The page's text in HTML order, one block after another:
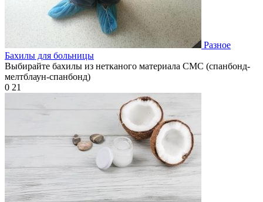
Разное
Бахилы для больницы
Выбирайте бахилы из нетканого материала СМС (спанбонд-
мелтблаун-спанбонд)
0 21